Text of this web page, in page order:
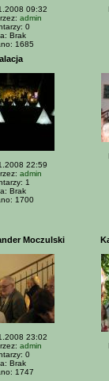
09:32
admin
0
Brak
1685
22:59
admin
1
Brak
1700
Moczulski
23:02
admin
0
Brak
1747